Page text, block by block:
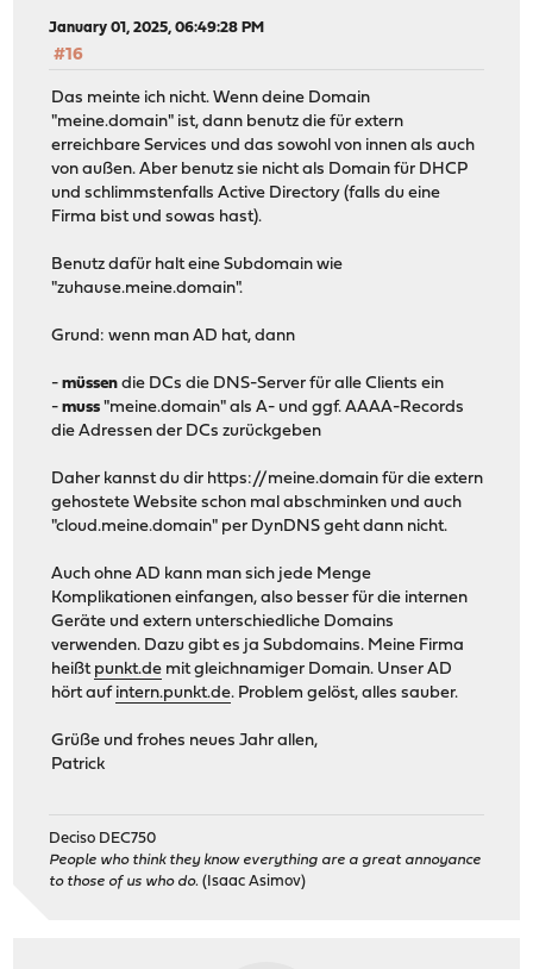
January 01, 2025, 06:49:28 PM
#16
Das meinte ich nicht. Wenn deine Domain
"meine.domain" ist, dann benutz die für extern
erreichbare Services und das sowohl von innen als auch
von außen. Aber benutz sie nicht als Domain für DHCP
und schlimmstenfalls Active Directory (falls du eine
Firma bist und sowas hast).
Benutz dafür halt eine Subdomain wie
"zuhause.meine.domain".
Grund: wenn man AD hat, dann
-müssen die DCs die DNS-Server für alle Clients ein
-muss "meine.domain" als A- und ggf. AAAA-Records
die Adressen der DCs zurückgeben
Daher kannst du dir https://meine.domain für die extern
gehostete Website schon mal abschminken und auch
"cloud.meine.domain" per DynDNS geht dann nicht.
Auch ohne AD kann man sich jede Menge
Komplikationen einfangen, also besser für die internen
Geräte und extern unterschiedliche Domains
verwenden. Dazu gibt es ja Subdomains. Meine Firma
heißt punkt.de mit gleichnamiger Domain. Unser AD
hört auf intern.punkt.de. Problem gelöst, alles sauber.
Grüße und frohes neues Jahr allen,
Patrick
Deciso DEC750
People who think they know everything are a great annoyance
to those of us who do. (Isaac Asimov)